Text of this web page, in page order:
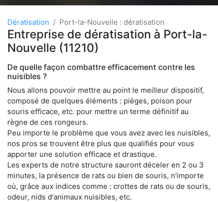
Dératisation Port-la-Nouvelle : dératisation
Entreprise de dératisation à Port-la-
Nouvelle (11210)
De quelle façon combattre efficacement contre les
nuisibles ?
Nous allons pouvoir mettre au point le meilleur dispositif,
composé de quelques éléments : pièges, poison pour
souris efficace, etc. pour mettre un terme définitif au
règne de ces rongeurs.
Peu importe le problème que vous avez avec les nuisibles,
nos pros se trouvent être plus que qualifiés pour vous
apporter une solution efficace et drastique.
Les experts de notre structure sauront déceler en 2 ou 3
minutes, la présence de rats ou bien de souris, n'importe
où, grâce aux indices comme : crottes de rats ou de souris,
odeur, nids d'animaux nuisibles, etc.